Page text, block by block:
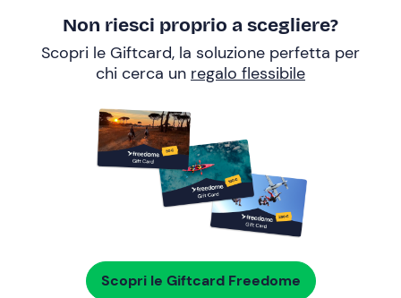
Non riesci proprio a scegliere?
Scopri le Giftcard, la soluzione perfetta per
chi cerca un regalo flessibile
Scopri le Giftcard Freedome